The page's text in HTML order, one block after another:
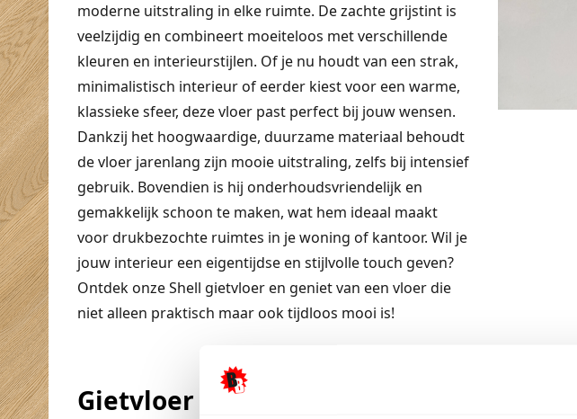
moderne uitstraling in elke ruimte. De zachte grijstint is
veelzijdig en combineert moeiteloos met verschillende
kleuren en interieurstijlen. Of je nu houdt van een strak,
minimalistisch interieur of eerder kiest voor een warme,
klassieke sfeer, deze vloer past perfect bij jouw wensen.
Dankzij het hoogwaardige, duurzame materiaal behoudt
de vloer jarenlang zijn mooie uitstraling, zelfs bij intensief
gebruik. Bovendien is hij onderhoudsvriendelijk en
gemakkelijk schoon te maken, wat hem ideaal maakt
voor drukbezochte ruimtes in je woning of kantoor. Wil je
jouw interieur een eigentijdse en stijlvolle touch geven?
Ontdek onze Shell gietvloer en geniet van een vloer die
niet alleen praktisch maar ook tijdloos mooi is!
Gietvloer Dove